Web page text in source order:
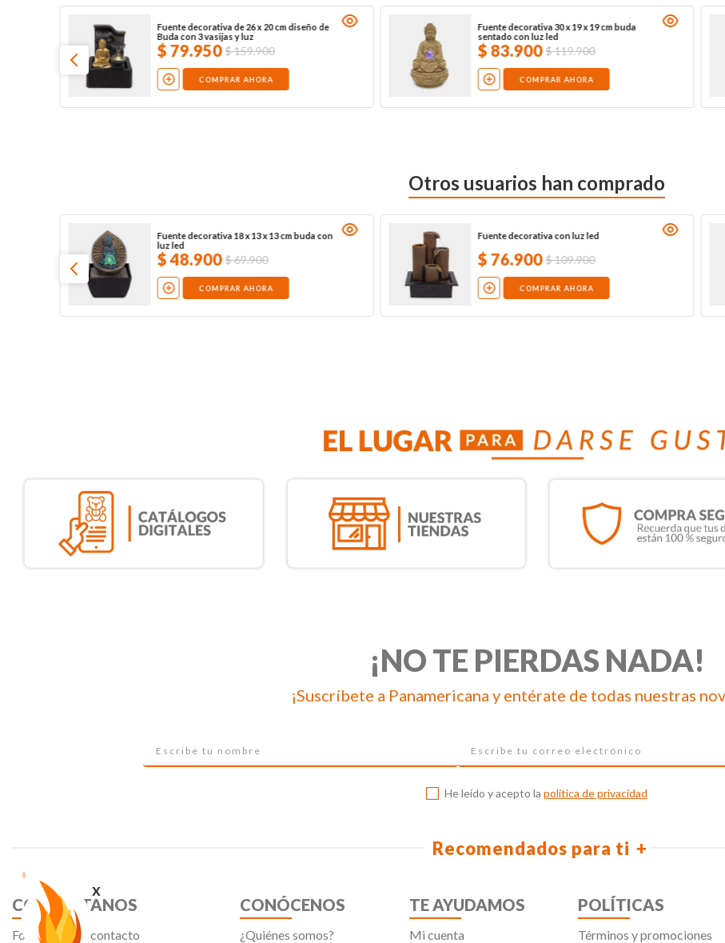
x
Fuente decorativa de 26 x 20 cm diseño de
Buda con 3 vasijas y luz
$79.950 $159.900
COMPRAR AHORA
Fuente decorativa 30 x 19 x 19 cm buda
sentado con luz led
$83.900 $119.900
COMPRAR AHORA
Otros usuarios han comprado
Fuente decorativa 18 x 13 x 13 cm buda con
luz led
$48.900 $69.900
COMPRAR AHORA
Fuente decorativa con luz led
$76.900 $109.900
COMPRAR AHORA
¡NO TE PIERDAS NADA!
¡Suscríbete a Panamericana y entérate de todas nuestras
He leído y acepto la política de privacidad
Recomendados para ti
CONTÁCTANOS
Formulario de contacto
CONÓCENOS
¿Quiénes somos?
TE AYUDAMOS
Mi cuenta
POLÍTICAS
Términos y promociones